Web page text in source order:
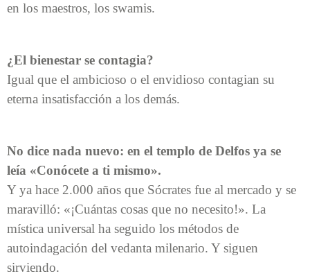
en los maestros, los swamis.
¿El bienestar se contagia?
Igual que el ambicioso o el envidioso contagian su
eterna insatisfacción a los demás.
No dice nada nuevo: en el templo de Delfos ya se
leía «Conócete a ti mismo».
Y ya hace 2.000 años que Sócrates fue al mercado y se
maravilló: «¡Cuántas cosas que no necesito!». La
mística universal ha seguido los métodos de
autoindagación del vedanta milenario. Y siguen
sirviendo.